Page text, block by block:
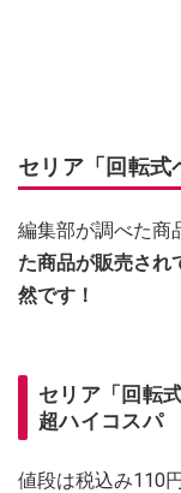
セリア「回転式
編集部が調べた商
た商品が販売され
然です！
セリア「回転
超ハイコスパ
値段は税込み110